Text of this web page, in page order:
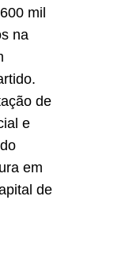
mil
na
de
e
em
de